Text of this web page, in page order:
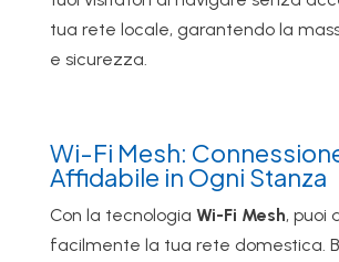
tua rete locale, garantendo la
e sicurezza.
Wi-Fi Mesh:
Affidabile in Ogni Stanza
Con la tecnologia Wi-Fi Mesh, puoi
facilmente la tua rete domestica.